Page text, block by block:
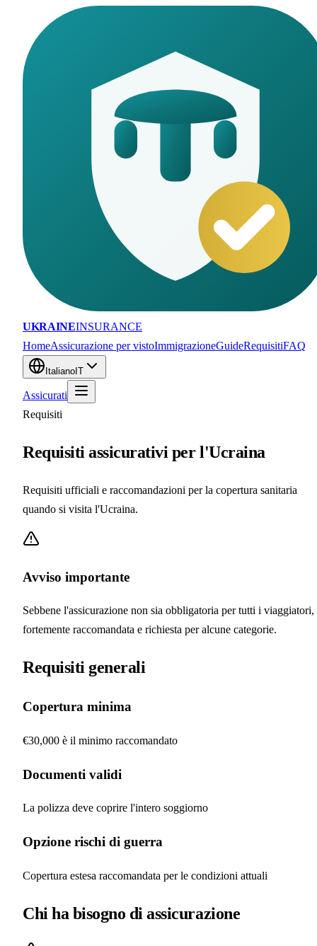
UKRAINEINSURANCE
HomeAssicurazione per vistoImmigrazioneGuideRequisitiFAQ
Italiano IT
Assicurati
Requisiti
Requisiti assicurativi per l'Ucraina
Requisiti ufficiali e raccomandazioni per la copertura sanitaria
quando si visita l'Ucraina.
Avviso importante
Sebbene l'assicurazione non sia obbligatoria per tutti i viaggiatori,
fortemente raccomandata e richiesta per alcune categorie.
Requisiti generali
Copertura minima
€30,000 è il minimo raccomandato
Documenti validi
La polizza deve coprire l'intero soggiorno
Opzione rischi di guerra
Copertura estesa raccomandata per le condizioni attuali
Chi ha bisogno di assicurazione